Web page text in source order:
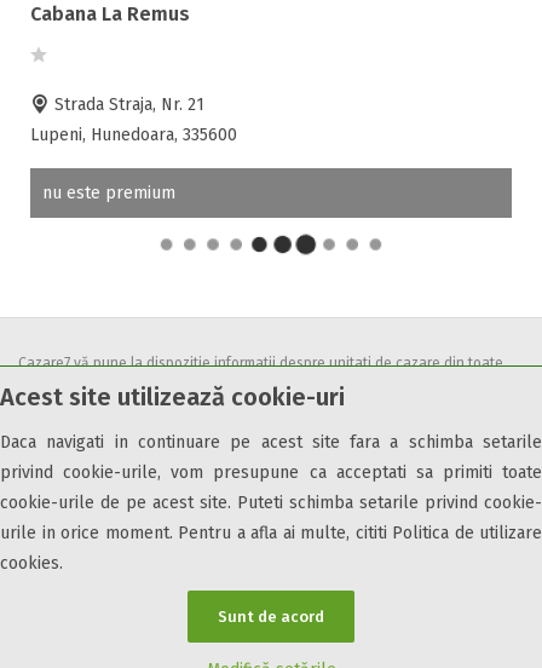
Acest site utilizează cookie-uri
Daca navigati in continuare pe acest site fara a schimba setarile
privind cookie-urile, vom presupune ca acceptati sa primiti toate
cookie-urile de pe acest site. Puteti schimba setarile privind cookie-
urile in orice moment. Pentru a afla ai multe, cititi Politica de utilizare
cookies.
Sunt de acord
Cabana La Remus
Strada Straja, Nr. 21
Lupeni, Hunedoara, 335600
nu este premium
Cazare7 vă pune la dispozitie informatii despre unitati de cazare din toate
zonele turistice, oferte speciale, rezervari online.
condițiilede utilizare.